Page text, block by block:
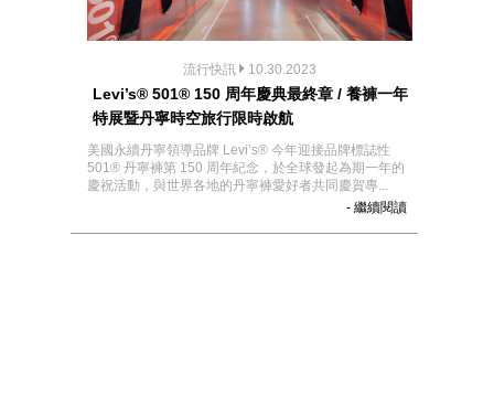
流行快訊 10.30.2023
Levi’s® 501® 150 周年慶典最終章 / 養褲一年
特展暨丹寧時空旅行限時啟航
美國永續丹寧領導品牌 Levi’s® 今年迎接品牌標誌性
501® 丹寧褲第 150 周年紀念，於全球發起為期一年的
慶祝活動，與世界各地的丹寧褲愛好者共同慶賀專...
- 繼續閱讀